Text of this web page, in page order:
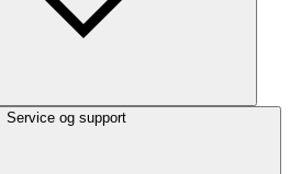
Service og support